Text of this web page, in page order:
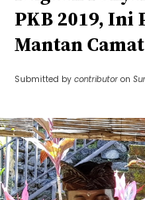
PKB 2019, Ini
Mantan Camat
Submitted by contributor on